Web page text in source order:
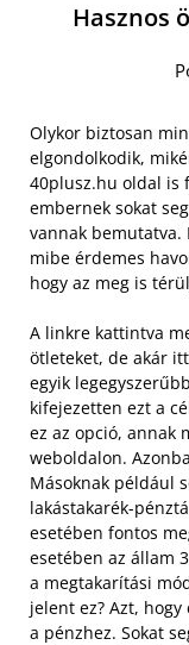
Hasznos
Olykor biztosan
elgondolkodik,
40plusz.hu oldal is
embernek sokat
vannak bemutatva.
mibe érdemes
hogy az meg is
A linkre kattintva
ötleteket, de akár
egyik
kifejezetten ezt a
ez az opció, annak
weboldalon.
Másoknak például
lakástakarék-
esetében fontos
esetében az állam
a megtakarítási
jelent ez? Azt,
a pénzhez. Sokat